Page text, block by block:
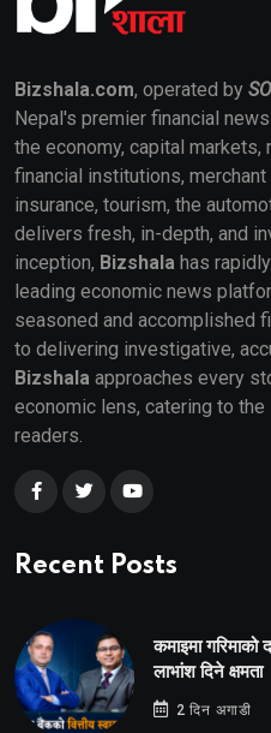
Bizshala.com, operated by
Nepal's premier financial
the economy, capital markets,
financial institutions,
insurance, tourism, the
delivers fresh, in-depth, and
inception, Bizshala has
leading economic news
seasoned and accomplished
to delivering investigative,
Bizshala approaches every
economic lens, catering to
readers.
Recent Posts
कमाइमा
लाभांश दिने क्षमता
2 दिन अगाडी